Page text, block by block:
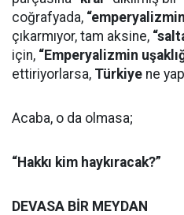
coğrafyada,
çıkarmıyor, tam aksine,
için, “Emperyalizmin
ettiriyorlarsa, Türkiye ne
Acaba, o da olmasa;
“Hakkı kim haykıracak?”
DEVASA BİR MEYDAN